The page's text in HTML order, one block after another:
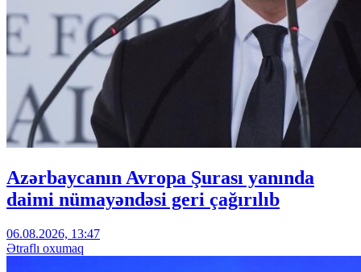
Azərbaycanın Avropa Şurası yanında
daimi nümayəndəsi geri çağırılıb
06.08.2026, 13:47
Ətraflı oxumaq